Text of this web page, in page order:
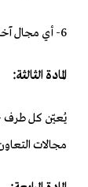
6- أي مجال آخر يتفق عليه الطرفان يدخل في إطار هذه المذكرة.
المادة الثالثة:
يُعيّن كل طرف -
مجالات